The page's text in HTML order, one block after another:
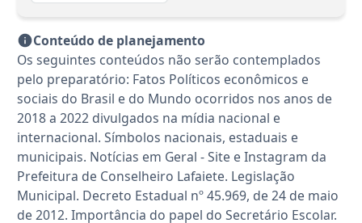
Conteúdo de planejamento
Os seguintes conteúdos não serão contemplados
pelo preparatório: Fatos Políticos econômicos e
sociais do Brasil e do Mundo ocorridos nos anos de
2018 a 2022 divulgados na mídia nacional e
internacional. Símbolos nacionais, estaduais e
municipais. Notícias em Geral - Site e Instagram da
Prefeitura de Conselheiro Lafaiete. Legislação
Municipal. Decreto Estadual nº 45.969, de 24 de maio
de 2012. Importância do papel do Secretário Escolar.